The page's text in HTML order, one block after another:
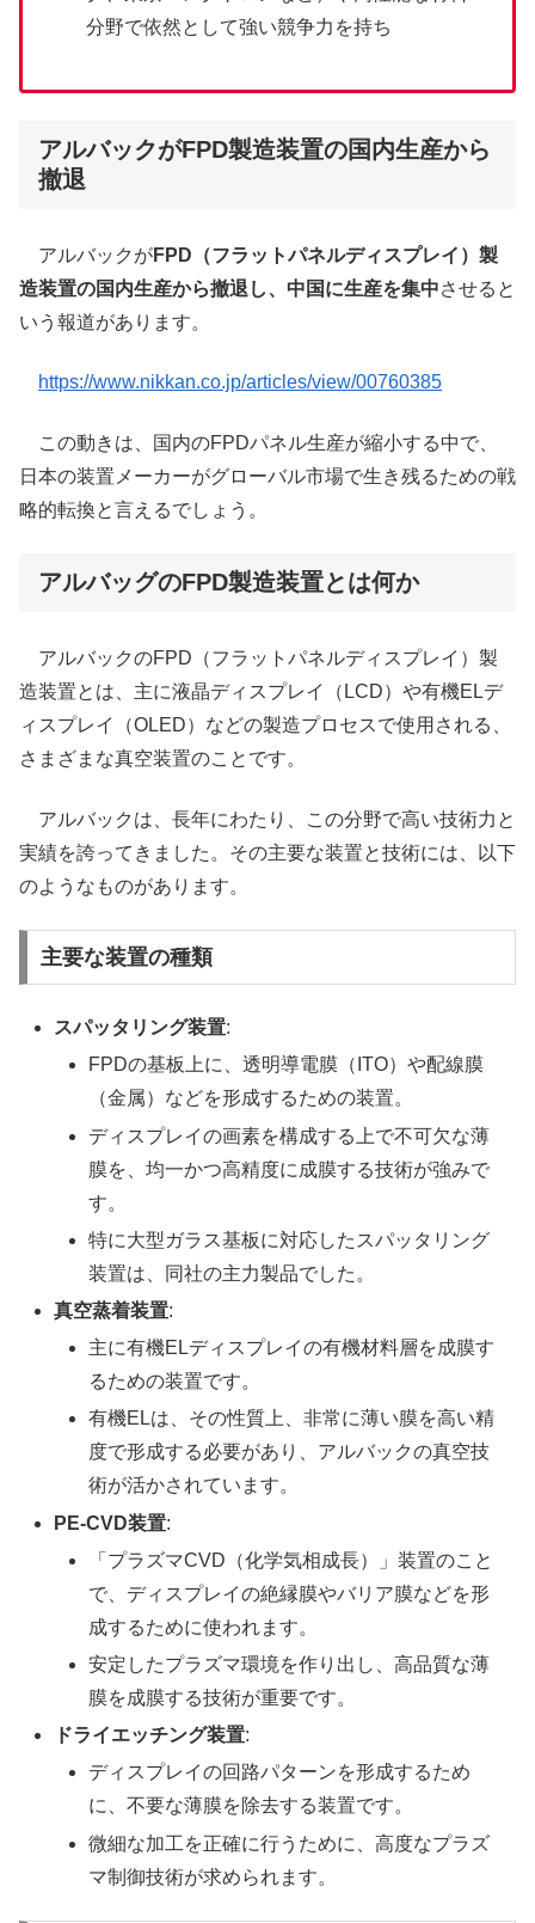
分野で依然として強い競争力を持ち
アルバックがFPD製造装置の国内生産から
撤退
アルバックがFPD（フラットパネルディスプレイ）製
造装置の国内生産から撤退し、中国に生産を集中させると
いう報道があります。
https://www.nikkan.co.jp/articles/view/00760385
この動きは、国内のFPDパネル生産が縮小する中で、
日本の装置メーカーがグローバル市場で生き残るための戦
略的転換と言えるでしょう。
アルバッグのFPD製造装置とは何か
アルバックのFPD（フラットパネルディスプレイ）製
造装置とは、主に液晶ディスプレイ（LCD）や有機ELデ
ィスプレイ（OLED）などの製造プロセスで使用される、
さまざまな真空装置のことです。
アルバックは、長年にわたり、この分野で高い技術力と
実績を誇ってきました。その主要な装置と技術には、以下
のようなものがあります。
主要な装置の種類
スパッタリング装置:
FPDの基板上に、透明導電膜（ITO）や配線膜
（金属）などを形成するための装置。
ディスプレイの画素を構成する上で不可欠な薄
膜を、均一かつ高精度に成膜する技術が強みで
す。
特に大型ガラス基板に対応したスパッタリング
装置は、同社の主力製品でした。
真空蒸着装置:
主に有機ELディスプレイの有機材料層を成膜す
るための装置です。
有機ELは、その性質上、非常に薄い膜を高い精
度で形成する必要があり、アルバックの真空技
術が活かされています。
PE-CVD装置:
「プラズマCVD（化学気相成長）」装置のこと
で、ディスプレイの絶縁膜やバリア膜などを形
成するために使われます。
安定したプラズマ環境を作り出し、高品質な薄
膜を成膜する技術が重要です。
ドライエッチング装置:
ディスプレイの回路パターンを形成するため
に、不要な薄膜を除去する装置です。
微細な加工を正確に行うために、高度なプラズ
マ制御技術が求められます。